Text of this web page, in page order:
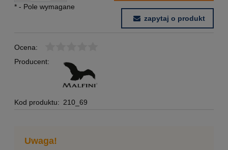
* - Pole wymagane
zapytaj o produkt
Ocena:
Producent:
Kod produktu: 210_69
Uwaga!